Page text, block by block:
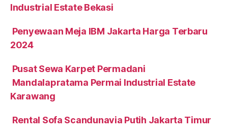
Industrial Estate Bekasi
Penyewaan Meja IBM Jakarta Harga Terbaru
2024
Pusat Sewa Karpet Permadani
Mandalapratama Permai Industrial Estate
Karawang
Rental Sofa Scandunavia Putih Jakarta Timur